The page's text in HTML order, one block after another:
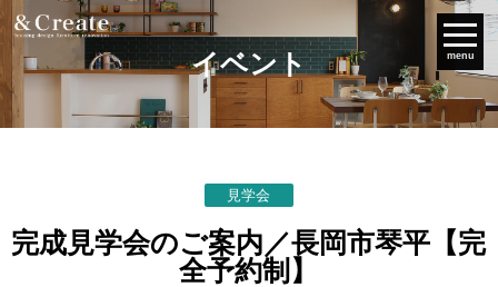
menu
イベント
見学会
完成見学会のご案内／長岡市琴平【完
全予約制】